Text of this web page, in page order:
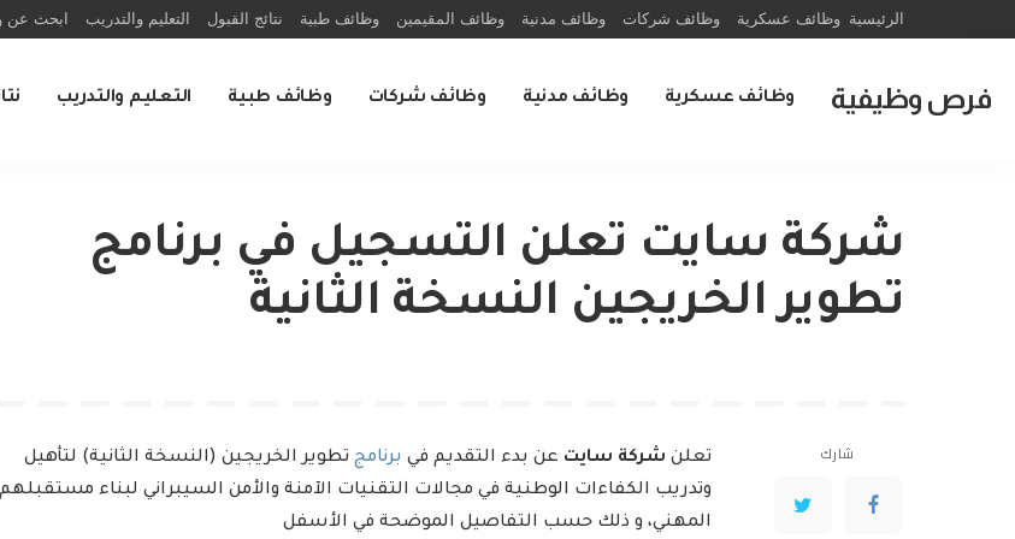
الرئيسية وظائف عسكرية وظائف شركات وظائف مدنية وظائف المقيمين وظائف طبية نتائج القبول التعليم والتدريب ابحث عن
فرص وظيفية وظائف عسكرية وظائف مدنية وظائف شركات وظائف طبية التعليم والتدريب
شركة سايت تعلن التسجيل في برنامج
تطوير الخريجين النسخة الثانية
شارك تعلن شركة سايت عن بدء التقديم في برنامج تطوير الخريجين (النسخة الثانية) لتأهيل
وتدريب الكفاءات الوطنية في مجالات التقنيات الآمنة والأمن السيبراني لبناء مستقبلهم
المهني، و ذلك حسب التفاصيل الموضحة في الأسفل